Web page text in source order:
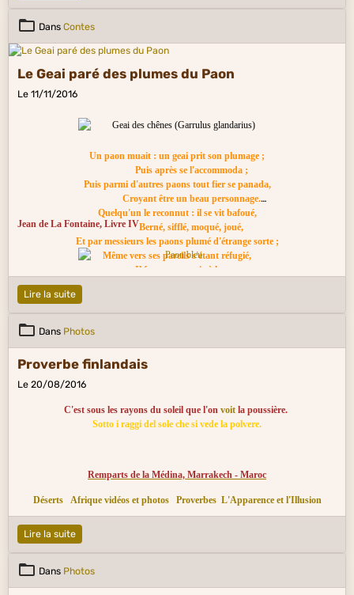
Dans Contes
Le Geai paré des plumes du Paon
Le 11/11/2016
Un paon muait : un geai prit son plumage ;
Puis après se l'accommoda ;
Puis parmi d'autres paons tout fier se panada,
Croyant être un beau personnage.
Quelqu'un le reconnut : il se vit bafoué,
Berné, sifflé, moqué, joué,
Et par messieurs les paons plumé d'étrange sorte ;
Même vers ses pareils s'étant réfugié,
Il fut par eux mis à la porte.
Je m'en tais, et ne veux leur causer nul ennui :
Jean de La Fontaine, Livre IV
Lire la suite
Dans Photos
Proverbe finlandais
Le 20/08/2016
C'est sous les rayons du soleil que l'on voit la poussière.
Sotto i raggi del sole che si vede la polvere.
Remparts de la Médina, Marrakech - Maroc
Déserts Afrique vidéos et photos Proverbes L'Apparence et l'Illusion
Lire la suite
Dans Photos